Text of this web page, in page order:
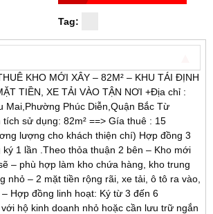
Tag:
KHO MỚI XÂY – 82M² – KHU TÁI ĐỊNH
TIỀN, XE TẢI VÀO TẬN NƠI +Địa chỉ :
Mai,Phường Phúc Diễn,Quận Bắc Từ
tích sử dụng: 82m² ==> Gía thuê : 15
lượng cho khách thiện chí) Hợp đồng 3
1 lần .Theo thỏa thuận 2 bên – Kho mới
– phù hợp làm kho chứa hàng, kho trung
nhỏ – 2 mặt tiền rộng rãi, xe tải, ô tô ra vào,
Hợp đồng linh hoạt: Ký từ 3 đến 6
hộ kinh doanh nhỏ hoặc cần lưu trữ ngắn